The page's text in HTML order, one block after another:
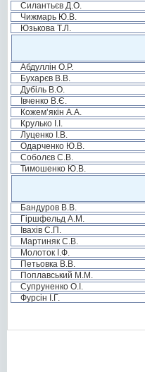
Силантьєв Д.О.
Чижмарь Ю.В.
Юзькова Т.Л.
Абдуллін О.Р.
Бухарєв В.В.
Дубіль В.О.
Івченко В.Є.
Кожем’якін А.А.
Крулько І.І.
Луценко І.В.
Одарченко Ю.В.
Соболєв С.В.
Тимошенко Ю.В.
Бандуров В.В.
Гіршфельд А.М.
Івахів С.П.
Мартиняк С.В.
Молоток І.Ф.
Петьовка В.В.
Поплавський М.М.
Супруненко О.І.
Фурсін І.Г.